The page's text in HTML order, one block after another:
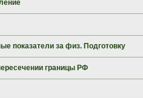
показатели за физ. Подготовку
границы РФ